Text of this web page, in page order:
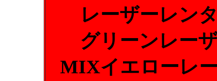
レーザーレン
グリーンレー
MIXイエローレ